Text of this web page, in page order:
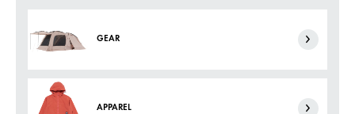
GEAR
APPAREL